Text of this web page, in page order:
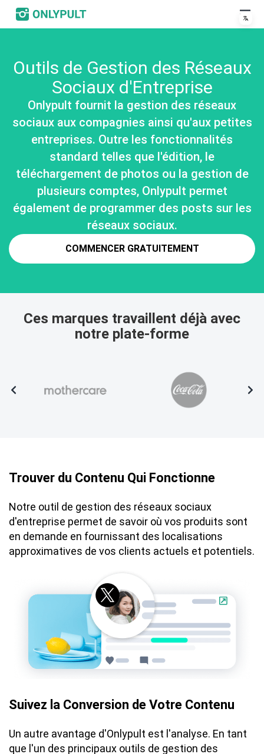
Outils de Gestion des Réseaux
Sociaux d'Entreprise
Onlypult fournit la gestion des réseaux
sociaux aux compagnies ainsi qu'aux petites
entreprises. Outre les fonctionnalités
standard telles que l'édition, le
téléchargement de photos ou la gestion de
plusieurs comptes, Onlypult permet
également de programmer des posts sur les
réseaux sociaux.
COMMENCER GRATUITEMENT
Ces marques travaillent déjà avec
notre plate-forme
Trouver du Сontenu Qui Fonctionne
Notre outil de gestion des réseaux sociaux
d'entreprise permet de savoir où vos produits sont
en demande en fournissant des localisations
approximatives de vos clients actuels et potentiels.
Suivez la Conversion de Votre Contenu
Un autre avantage d'Onlypult est l'analyse. En tant
que l'un des principaux outils de gestion des